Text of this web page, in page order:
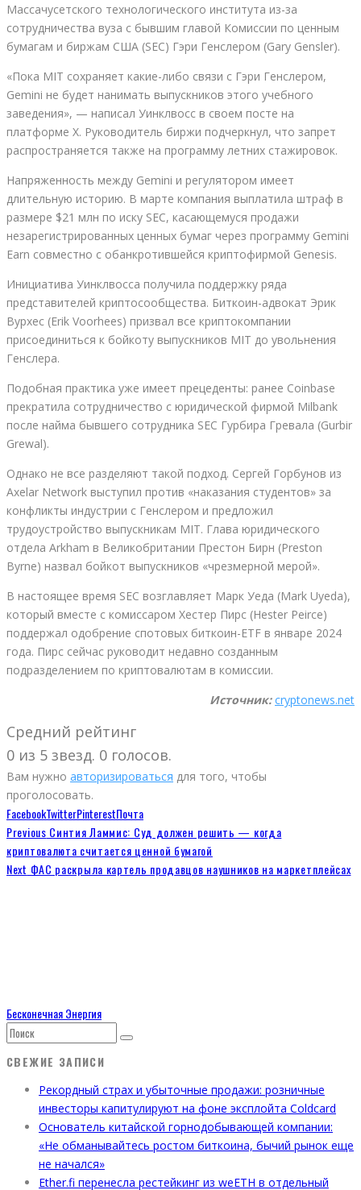
Массачусетского технологического института из-за
сотрудничества вуза с бывшим главой Комиссии по ценным
бумагам и биржам США (SEC) Гэри Генслером (Gary Gensler).
«Пока MIT сохраняет какие-либо связи с Гэри Генслером,
Gemini не будет нанимать выпускников этого учебного
заведения», — написал Уинклвосс в своем посте на
платформе X. Руководитель биржи подчеркнул, что запрет
распространяется также на программу летних стажировок.
Напряженность между Gemini и регулятором имеет
длительную историю. В марте компания выплатила штраф в
размере $21 млн по иску SEC, касающемуся продажи
незарегистрированных ценных бумаг через программу Gemini
Earn совместно с обанкротившейся криптофирмой Genesis.
Инициатива Уинклвосса получила поддержку ряда
представителей криптосообщества. Биткоин-адвокат Эрик
Вурхес (Erik Voorhees) призвал все криптокомпании
присоединиться к бойкоту выпускников MIT до увольнения
Генслера.
Подобная практика уже имеет прецеденты: ранее Coinbase
прекратила сотрудничество с юридической фирмой Milbank
после найма бывшего сотрудника SEC Гурбира Гревала (Gurbir
Grewal).
Однако не все разделяют такой подход. Сергей Горбунов из
Axelar Network выступил против «наказания студентов» за
конфликты индустрии с Генслером и предложил
трудоустройство выпускникам MIT. Глава юридического
отдела Arkham в Великобритании Престон Бирн (Preston
Byrne) назвал бойкот выпускников «чрезмерной мерой».
В настоящее время SEC возглавляет Марк Уеда (Mark Uyeda),
который вместе с комиссаром Хестер Пирс (Hester Peirce)
поддержал одобрение спотовых биткоин-ETF в январе 2024
года. Пирс сейчас руководит недавно созданным
подразделением по криптовалютам в комиссии.
Источник: cryptonews.net
Средний рейтинг
0 из 5 звезд. 0 голосов.
Вам нужно авторизироваться для того, чтобы
проголосовать.
FacebookTwitterPinterestПочта
Previous Синтия Ламмис: Суд должен решить — когда
криптовалюта считается ценной бумагой
Next ФАС раскрыла картель продавцов наушников на маркетплейсах
Бесконечная Энергия
СВЕЖИЕ ЗАПИСИ
Рекордный страх и убыточные продажи: розничные
инвесторы капитулируют на фоне эксплойта Coldcard
Основатель китайской горнодобывающей компании:
«Не обманывайтесь ростом биткоина, бычий рынок еще
не начался»
Ether.fi перенесла рестейкинг из weETH в отдельный